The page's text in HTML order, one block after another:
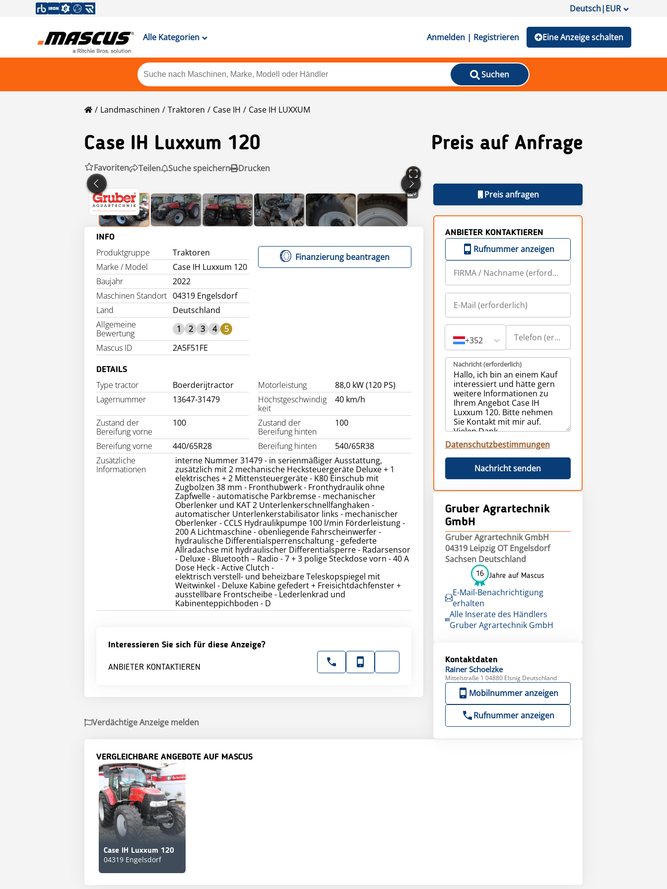
Deutsch|EUR
Alle Kategorien Anmelden | Registrieren Eine Anzeige schalten
Suchen
Landmaschinen Traktoren Case IH Case IH LUXXUM
Case IH Luxxum 120 Preis auf Anfrage
Favoriten Teilen Suche speichern Drucken
6
INFO
Produktgruppe
Traktoren
Marke / Model
Case IH Luxxum 120
Baujahr
2022
Maschinen Standort 04319 Engelsdorf
Land
Deutschland
Allgemeine
Bewertung
1 2 3 4
5
Mascus ID
2A5F51FE
Finanzierung beantragen
DETAILS
Type tractor Boerderijtractor Motorleistung
88,0 kW (120 PS)
Lagernummer
13647-31479
Höchstgeschwindig
keit
40 km/h
Zustand der
Bereifung vorne
100
Zustand der
Bereifung hinten
100
Bereifung vorne 440/65R28 Bereifung hinten
540/65R38
Zusätzliche
Informationen
interne Nummer 31479 - in serienmäßiger Ausstattung,
zusätzlich mit 2 mechanische Hecksteuergeräte Deluxe + 1
elektrisches + 2 Mittensteuergeräte - K80 Einschub mit
Zugbolzen 38 mm - Fronthubwerk - Fronthydraulik ohne
Zapfwelle - automatische Parkbremse - mechanischer
Oberlenker und KAT 2 Unterlenkerschnellfanghaken -
automatischer Unterlenkerstabilisator links - mechanischer
Oberlenker - CCLS Hydraulikpumpe 100 l/min Förderleistung -
200 A Lichtmaschine - obenliegende Fahrscheinwerfer -
hydraulische Differentialsperrenschaltung - gefederte
Allradachse mit hydraulischer Differentialsperre - Radarsensor
- Deluxe - Bluetooth – Radio - 7 + 3 polige Steckdose vorn - 40 A
Dose Heck - Active Clutch -
elektrisch verstell- und beheizbare Teleskopspiegel mit
Weitwinkel - Deluxe Kabine gefedert + Freisichtdachfenster +
ausstellbare Frontscheibe - Lederlenkrad und
Kabinenteppichboden - D
Interessieren Sie sich für diese Anzeige?
ANBIETER KONTAKTIEREN
Preis anfragen
ANBIETER KONTAKTIEREN
Rufnummer anzeigen
+352
Nachricht (erforderlich)
Datenschutzbestimmungen
Nachricht senden
Gruber Agrartechnik
GmbH
Gruber Agrartechnik GmbH
04319 Leipzig OT Engelsdorf
Sachsen Deutschland
16 Jahre auf Mascus
E-Mail-Benachrichtigung
erhalten
Alle Inserate des Händlers
Gruber Agrartechnik GmbH
Kontaktdaten
Rainer Schoelzke
Mittelstraße 1 04880 Elsnig Deutschland
Mobilnummer anzeigen
Rufnummer anzeigen
Verdächtige Anzeige melden
VERGLEICHBARE ANGEBOTE AUF MASCUS
Case IH Luxxum 120
04319 Engelsdorf